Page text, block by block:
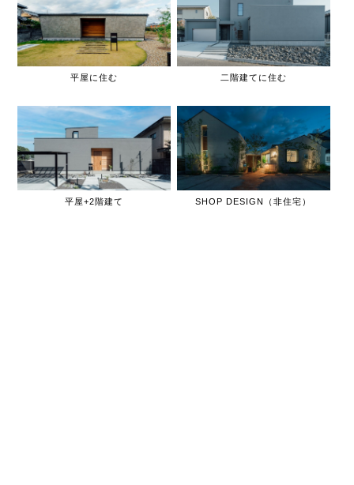
平屋に住む 二階建てに住む
平屋+2階建て SHOP DESIGN（非住宅）